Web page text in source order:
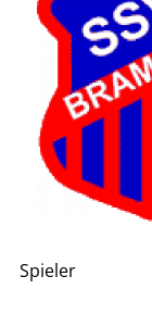
Spieler